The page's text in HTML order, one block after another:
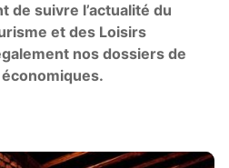
de suivre l’actualité du
et des Loisirs
nos dossiers de